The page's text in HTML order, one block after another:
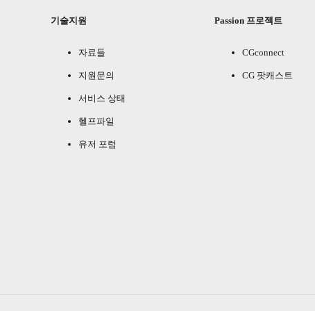
기술지원
자료들
지원문의
서비스 상태
헬프파일
유저 포럼
Passion 프로젝트
CGconnect
CG 팟캐스트